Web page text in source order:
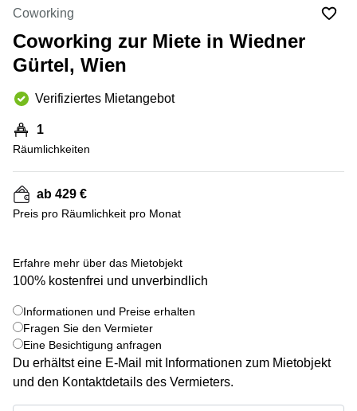
Salzburg
Business
Center
Salzburg
Coworking
Seminarraum
Salzburg
mieten
Graz
Graz
Space
Graz
Büro
mieten
Linz
Coworking
Wienerbergstraße
Simmeringer
Hauptstrasse
Tabor
Donau-
Strasse
7
Europaplatz
Wien
Gertrude-
Fröhlich-
Sandner-
Straße
Coworking
Coworking zur Miete in Wiedner
Gürtel, Wien
Verifiziertes Mietangebot
1
Räumlichkeiten
ab 429 €
Preis pro Räumlichkeit pro Monat
Erfahre mehr über das Mietobjekt
100% kostenfrei und unverbindlich
Informationen und Preise erhalten
Fragen Sie den Vermieter
Eine Besichtigung anfragen
Du erhältst eine E-Mail mit Informationen zum Mietobjekt
und den Kontaktdetails des Vermieters.